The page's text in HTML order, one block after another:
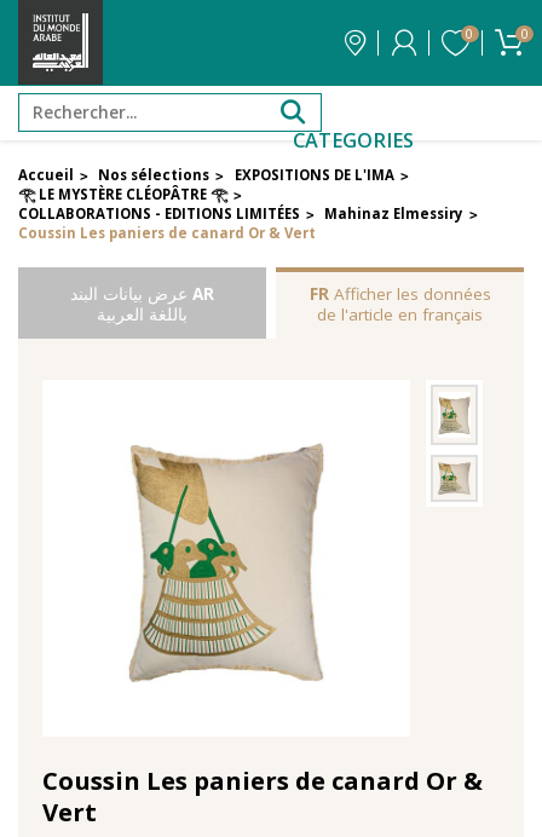
0 0
CATEGORIES
Accueil > Nos sélections > EXPOSITIONS DE L'IMA >
𓂀 LE MYSTÈRE CLÉOPÂTRE 𓂀 >
COLLABORATIONS - EDITIONS LIMITÉES > Mahinaz Elmessiry >
Coussin Les paniers de canard Or & Vert
AR عرض بيانات البند
باللغة العربية
FRAfficher les données
de l'article en français
Coussin Les paniers de canard Or &
Vert